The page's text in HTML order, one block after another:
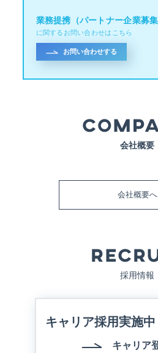
業務提携（パートナー企業募集
に関するお問い合わせはこちら
お問い合わせする
会社概要
会社概要へ
採用情報
キャリア採用実施中
キャリア